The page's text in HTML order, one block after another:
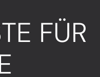
FÜR